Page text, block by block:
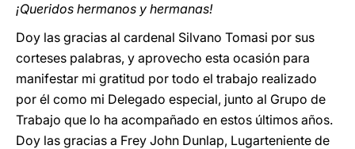
¡Queridos hermanos y hermanas!
Doy las gracias al cardenal Silvano Tomasi por sus
corteses palabras, y aprovecho esta ocasión para
manifestar mi gratitud por todo el trabajo realizado
por él como mi Delegado especial, junto al Grupo de
Trabajo que lo ha acompañado en estos últimos años.
Doy las gracias a Frey John Dunlap, Lugarteniente de